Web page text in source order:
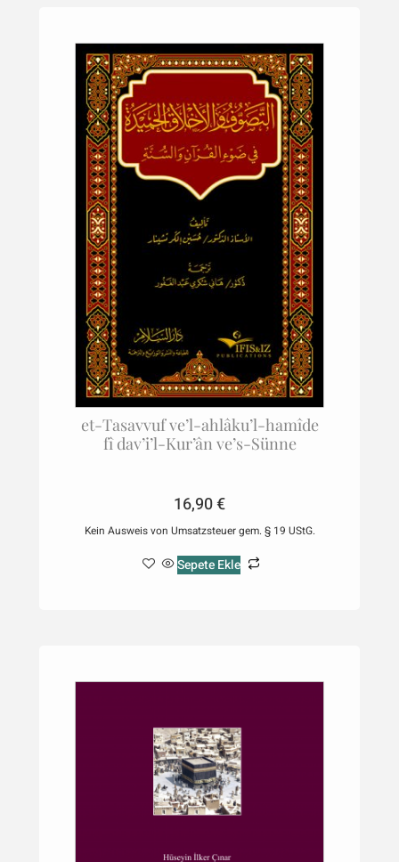
et-Tasavvuf ve’l-ahlâku’l-hamîde
fî dav’i’l-Kur’ân ve’s-Sünne
16,90€
Kein Ausweis von Umsatzsteuer gem. § 19 UStG.
Sepete Ekle